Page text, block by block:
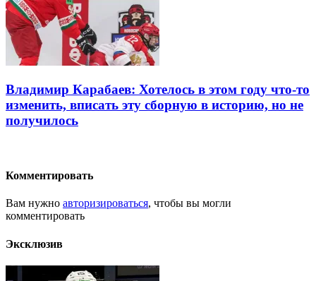
Владимир Карабаев: Хотелось в этом году что-то
изменить, вписать эту сборную в историю, но не
получилось
Комментировать
Вам нужно авторизироваться, чтобы вы могли
комментировать
Эксклюзив